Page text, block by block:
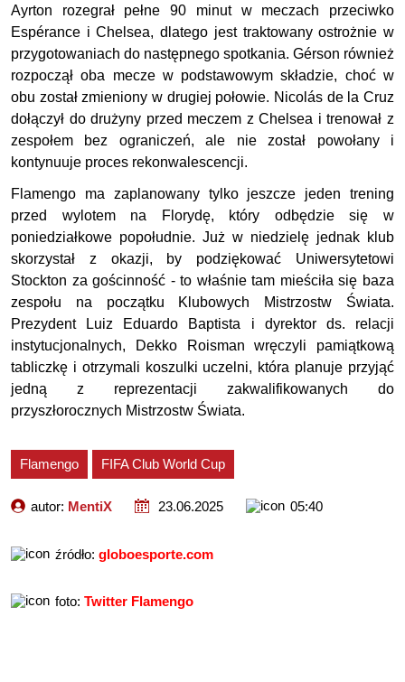
Ayrton rozegrał pełne 90 minut w meczach przeciwko
Espérance i Chelsea, dlatego jest traktowany ostrożnie w
przygotowaniach do następnego spotkania. Gérson również
rozpoczął oba mecze w podstawowym składzie, choć w
obu został zmieniony w drugiej połowie. Nicolás de la Cruz
dołączył do drużyny przed meczem z Chelsea i trenował z
zespołem bez ograniczeń, ale nie został powołany i
kontynuuje proces rekonwalescencji.
Flamengo ma zaplanowany tylko jeszcze jeden trening
przed wylotem na Florydę, który odbędzie się w
poniedziałkowe popołudnie. Już w niedzielę jednak klub
skorzystał z okazji, by podziękować Uniwersytetowi
Stockton za gościnność - to właśnie tam mieściła się baza
zespołu na początku Klubowych Mistrzostw Świata.
Prezydent Luiz Eduardo Baptista i dyrektor ds. relacji
instytucjonalnych, Dekko Roisman wręczyli pamiątkową
tabliczkę i otrzymali koszulki uczelni, która planuje przyjąć
jedną z reprezentacji zakwalifikowanych do
przyszłorocznych Mistrzostw Świata.
Flamengo FIFA Club World Cup
autor: MentiX 23.06.2025 05:40
źródło: globoesporte.com
foto: Twitter Flamengo